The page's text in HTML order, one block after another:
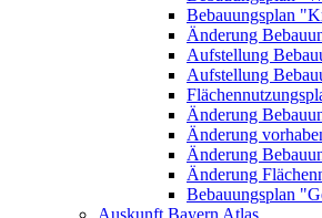
Bebauungsplan
Änderung
Aufstellung
Aufstellung
Änderung
Änderung
Änderung
Änderung
Bebauungsplan
Auskunft Bayern Atlas